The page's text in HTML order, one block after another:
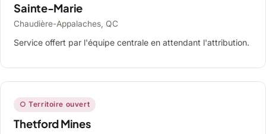
Sainte-Marie
Chaudière-Appalaches, QC
Service offert par l'équipe centrale en attendant l'attribution.
○ Territoire ouvert
Thetford Mines